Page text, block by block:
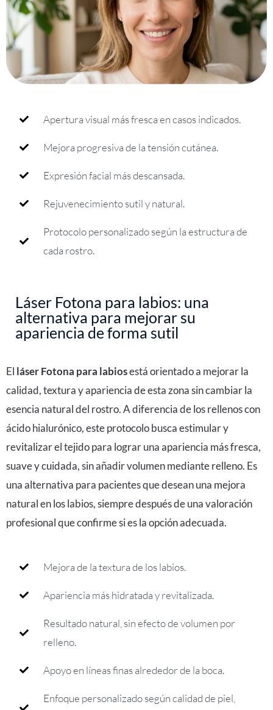
Apertura visual más fresca en casos indicados.
Mejora progresiva de la tensión cutánea.
Expresión facial más descansada.
Rejuvenecimiento sutil y natural.
Protocolo personalizado según la estructura de
cada rostro.
Láser Fotona para labios: una
alternativa para mejorar su
apariencia de forma sutil
El láser Fotona para labiosestá orientado a mejorar la
calidad, textura y apariencia de esta zona sin cambiar la
esencia natural del rostro. A diferencia de los rellenos con
ácido hialurónico, este protocolo busca estimular y
revitalizar el tejido para lograr una apariencia más fresca,
suave y cuidada, sin añadir volumen mediante relleno. Es
una alternativa para pacientes que desean una mejora
natural en los labios, siempre después de una valoración
profesional que confirme si es la opción adecuada.
Mejora de la textura de los labios.
Apariencia más hidratada y revitalizada.
Resultado natural, sin efecto de volumen por
relleno.
Apoyo en líneas finas alrededor de la boca.
Enfoque personalizado según calidad de piel,